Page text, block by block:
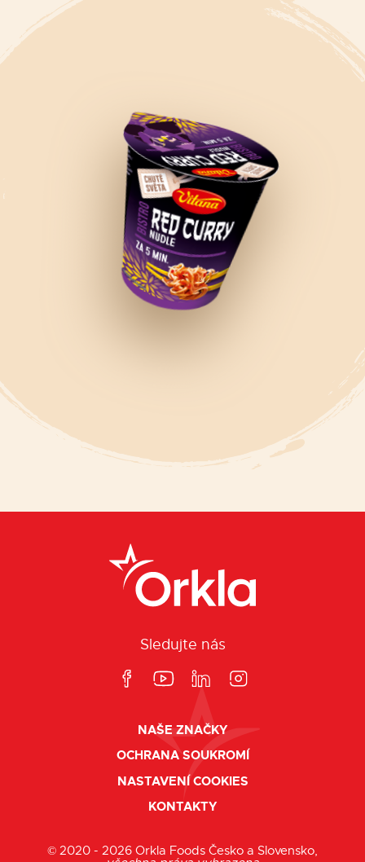
Sledujte nás
NAŠE ZNAČKY
OCHRANA SOUKROMÍ
NASTAVENÍ COOKIES
KONTAKTY
© 2020 - 2026 Orkla Foods Česko a Slovensko,